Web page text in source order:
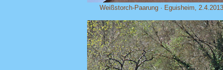
Weißstorch-Paarung · Eguisheim, 2.4.2013